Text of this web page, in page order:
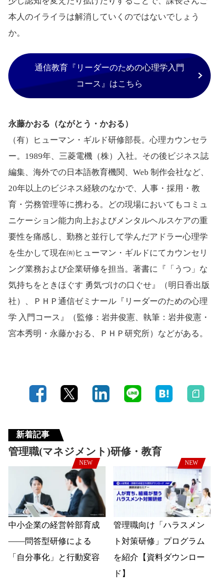
本人のイライラは解消していくのではないでしょう
か。
通信教育『リーダーのための心理学入門
コース』はこちら
永藤かおる（ながとう・かおる）
（有）ヒューマン・ギルド研修部長。心理カウンセラ
ー。1989年、三菱電機（株）入社。その後ビジネス誌
編集、海外での日本語教育機関、Web 制作会社など、
20年以上のビジネス経験のなかで、人事・採用・教
育・労務管理等に携わる。どの現場においてもコミュ
ニケーション能力向上およびメンタルヘルスケアの重
要性を痛感し、勤務と並行して学んだアドラー心理学
を生かして現在㈲ヒューマン・ギルドにてカウンセリ
ング業務および企業研修を担当。著書に『「うつ」な
気持ちをときほぐす 勇気づけの口ぐせ』（明日香出版
社）、ＰＨＰ通信ゼミナール『リーダーのための心理
学 入門コース』（監修：岩井俊憲、執筆：岩井俊憲・
宮本秀明・永藤かおる、ＰＨＰ研究所）などがある。
新着記事
管理職(マネジメント)研修・教育
NEW
中小企業の経営幹部育成
――問答型研修による
「自分事化」と行動変容
NEW
管理職向け「ハラスメン
ト対策研修」プログラム
を紹介【資料ダウンロー
ド】